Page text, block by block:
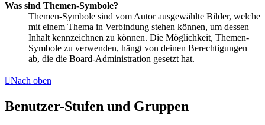
Was sind Themen-Symbole?
Themen-Symbole sind vom Autor ausgewählte Bilder, welche
mit einem Thema in Verbindung stehen können, um dessen
Inhalt kennzeichnen zu können. Die Möglichkeit, Themen-
Symbole zu verwenden, hängt von deinen Berechtigungen
ab, die die Board-Administration gesetzt hat.
Nach oben
Benutzer-Stufen und Gruppen